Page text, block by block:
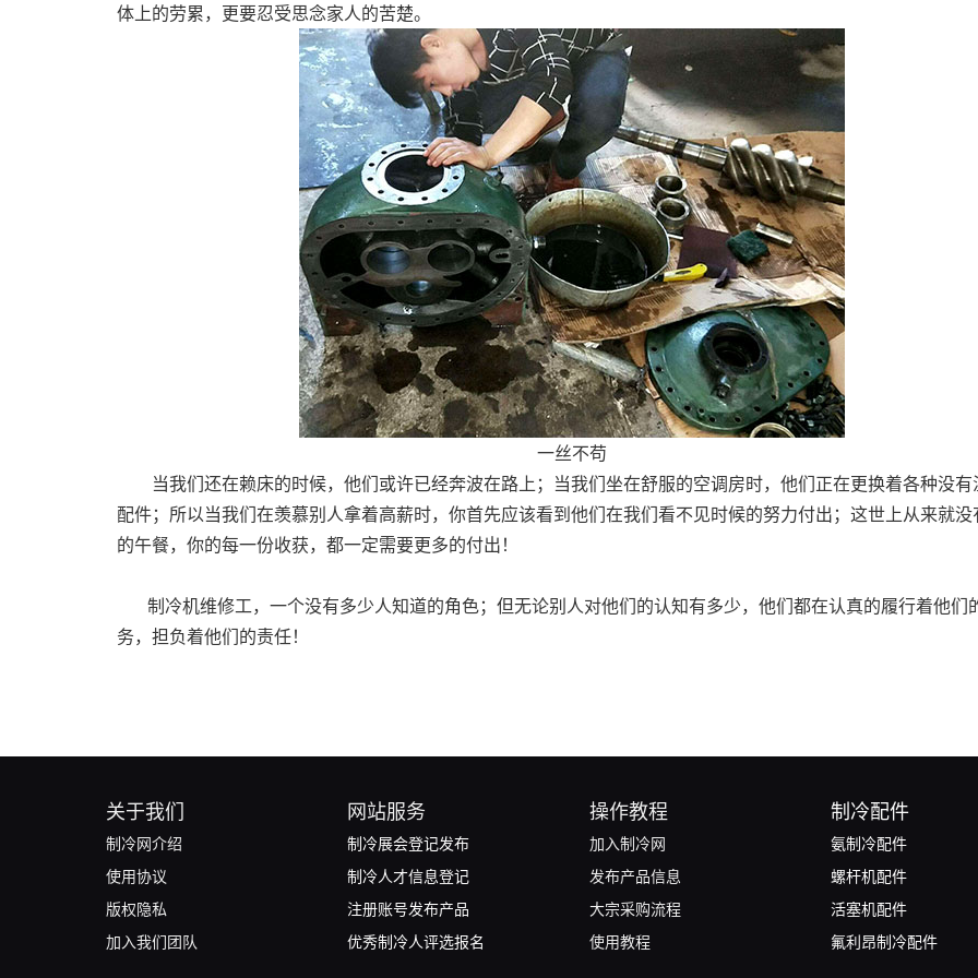
体上的劳累，更要忍受思念家人的苦楚。
一丝不苟
当我们还在赖床的时候，他们或许已经奔波在路上；当我们坐在舒服的空调房时，他们正在更换着各种没有
配件；所以当我们在羡慕别人拿着高薪时，你首先应该看到他们在我们看不见时候的努力付出；这世上从来就没
的午餐，你的每一份收获，都一定需要更多的付出！
制冷机维修工，一个没有多少人知道的角色；但无论别人对他们的认知有多少，他们都在认真的履行着他们
务，担负着他们的责任！
关于我们
制冷网介绍
使用协议
版权隐私
加入我们团队
网站服务
制冷展会登记发布
制冷人才信息登记
注册账号发布产品
优秀制冷人评选报名
操作教程
加入制冷网
发布产品信息
大宗采购流程
使用教程
制冷配件
氨制冷配件
螺杆机配件
活塞机配件
氟利昂制冷配件